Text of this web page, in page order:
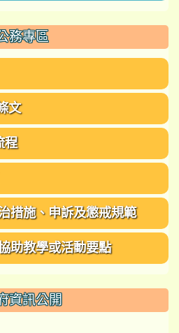
務專區
文
程
措施、申訴及懲戒規範
助教學或活動要點
資訊公開